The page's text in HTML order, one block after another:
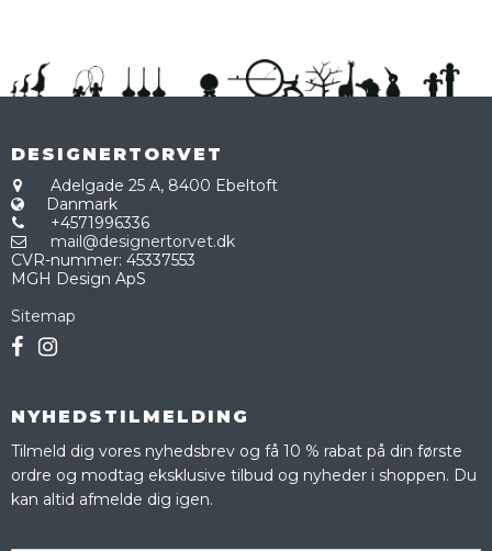
DESIGNERTORVET
Adelgade 25 A, 8400 Ebeltoft
Danmark
+4571996336
mail@designertorvet.dk
CVR-nummer: 45337553
MGH Design ApS
Sitemap
NYHEDSTILMELDING
Tilmeld dig vores nyhedsbrev og få 10 % rabat på din første
ordre og modtag eksklusive tilbud og nyheder i shoppen. Du
kan altid afmelde dig igen.